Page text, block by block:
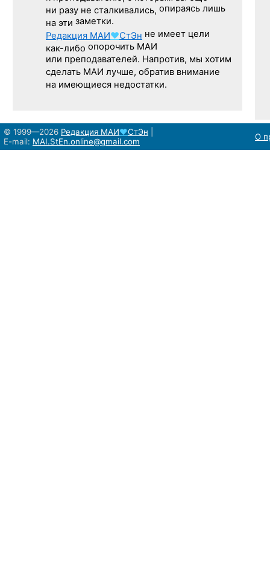
ни разу не сталкивались, опираясь лишь
на эти заметки.
Редакция МАИ♥СтЭн не имеет цели
как-либо опорочить МАИ
или преподавателей. Напротив, мы хотим
сделать МАИ лучше, обратив внимание
на имеющиеся недостатки.
© 1999—2026 Редакция МАИ♥СтЭн
E-mail: MAI.StEn.online@gmail.com О